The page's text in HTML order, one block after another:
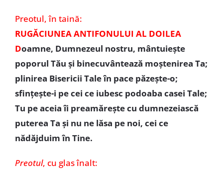
Preotul, în taină:
RUGĂCIUNEA ANTIFONULUI AL DOILEA
Doamne, Dumnezeul nostru, mântuieşte
poporul Tău şi binecuvântează moştenirea Ta;
plinirea Bisericii Tale în pace păzeşte-o;
sfinţeşte-i pe cei ce iubesc podoaba casei Tale;
Tu pe aceia îi preamăreşte cu dumnezeiască
puterea Ta şi nu ne lăsa pe noi, cei ce
nădăjduim în Tine.
Preotul, cu glas înalt: